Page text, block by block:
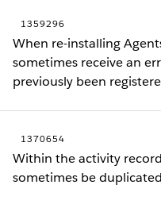
1359296
When re-installing
sometimes receive an
previously been
1370654
Within the activity
sometimes be